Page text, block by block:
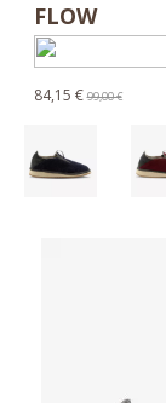
FLOW
84,15 €99,00 €